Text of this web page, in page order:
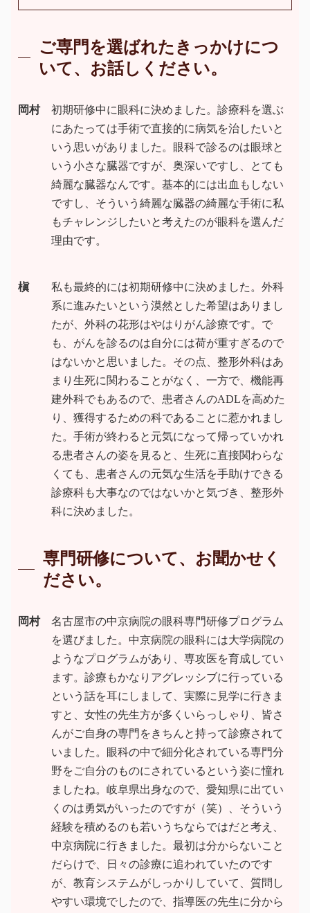
ご専門を選ばれたきっかけにつ
いて、お話しください。
岡村
初期研修中に眼科に決めました。診療科を選ぶ
にあたっては手術で直接的に病気を治したいと
いう思いがありました。眼科で診るのは眼球と
いう小さな臓器ですが、奥深いですし、とても
綺麗な臓器なんです。基本的には出血もしない
ですし、そういう綺麗な臓器の綺麗な手術に私
もチャレンジしたいと考えたのが眼科を選んだ
理由です。
槇
私も最終的には初期研修中に決めました。外科
系に進みたいという漠然とした希望はありまし
たが、外科の花形はやはりがん診療です。で
も、がんを診るのは自分には荷が重すぎるので
はないかと思いました。その点、整形外科はあ
まり生死に関わることがなく、一方で、機能再
建外科でもあるので、患者さんのADLを高めた
り、獲得するための科であることに惹かれまし
た。手術が終わると元気になって帰っていかれ
る患者さんの姿を見ると、生死に直接関わらな
くても、患者さんの元気な生活を手助けできる
診療科も大事なのではないかと気づき、整形外
科に決めました。
専門研修について、お聞かせく
ださい。
岡村
名古屋市の中京病院の眼科専門研修プログラム
を選びました。中京病院の眼科には大学病院の
ようなプログラムがあり、専攻医を育成してい
ます。診療もかなりアグレッシブに行っている
という話を耳にしまして、実際に見学に行きま
すと、女性の先生方が多くいらっしゃり、皆さ
んがご自身の専門をきちんと持って診療されて
いました。眼科の中で細分化されている専門分
野をご自分のものにされているという姿に憧れ
ましたね。岐阜県出身なので、愛知県に出てい
くのは勇気がいったのですが（笑）、そういう
経験を積めるのも若いうちならではだと考え、
中京病院に行きました。最初は分からないこと
だらけで、日々の診療に追われていたのです
が、教育システムがしっかりしていて、質問し
やすい環境でしたので、指導医の先生に分から